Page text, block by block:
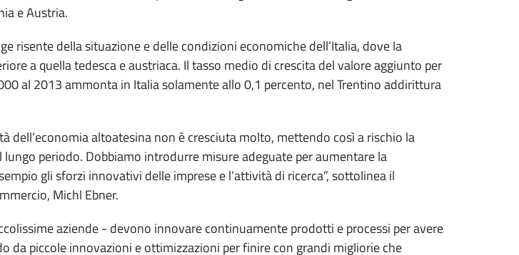
e Austria.
risente della situazione e delle condizioni economiche dell’Italia, dove la
a quella tedesca e austriaca. Il tasso medio di crescita del valore aggiunto per
al 2013 ammonta in Italia solamente allo 0,1 percento, nel Trentino addirittura
dell’economia altoatesina non è cresciuta molto, mettendo così a rischio la
periodo. Dobbiamo introdurre misure adeguate per aumentare la
gli sforzi innovativi delle imprese e l’attività di ricerca”, sottolinea il
Michl Ebner.
aziende - devono innovare continuamente prodotti e processi per avere
da piccole innovazioni e ottimizzazioni per finire con grandi migliorie che